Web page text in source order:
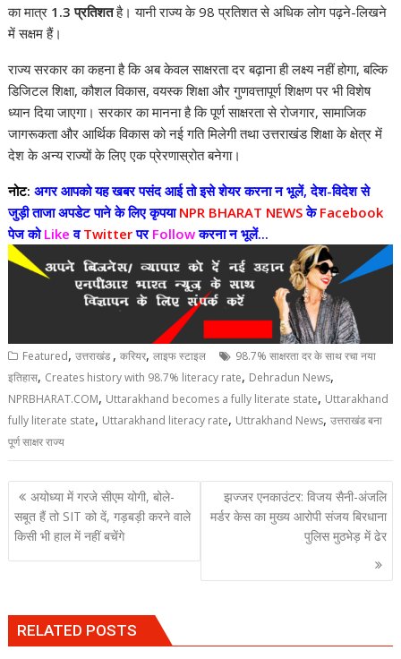
का मात्र 1.3 प्रतिशतहै। यानी राज्य के 98 प्रतिशत से अधिक लोग पढ़ने-लिखने
में सक्षम हैं।
राज्य सरकार का कहना है कि अब केवल साक्षरता दर बढ़ाना ही लक्ष्य नहीं होगा, बल्कि
डिजिटल शिक्षा, कौशल विकास, वयस्क शिक्षा और गुणवत्तापूर्ण शिक्षण पर भी विशेष
ध्यान दिया जाएगा। सरकार का मानना है कि पूर्ण साक्षरता से रोजगार, सामाजिक
जागरूकता और आर्थिक विकास को नई गति मिलेगी तथा उत्तराखंड शिक्षा के क्षेत्र में
देश के अन्य राज्यों के लिए एक प्रेरणास्रोत बनेगा।
नोट: अगर आपको यह खबर पसंद आई तो इसे शेयर करना न भूलें, देश-विदेश से
जुड़ी ताजा अपडेट पाने के लिए कृपयाNPR BHARAT NEWSके Facebook
पेज कोLike वTwitterपर Followकरना न भूलें...
Featured,उत्तराखंड,करियर,लाइफ स्टाइल
98.7% साक्षरता दर के साथ रचा नया
इतिहास, Creates history with 98.7% literacy rate, Dehradun News,
NPRBHARAT.COM, Uttarakhand becomes a fully literate state, Uttarakhand
fully literate state, Uttarakhand literacy rate, Uttrakhand News,उत्तराखंड बना
पूर्ण साक्षर राज्य
Post
navigation
अयोध्या में गरजे सीएम योगी, बोले-
सबूत हैं तो SIT को दें, गड़बड़ी करने वाले
किसी भी हाल में नहीं बचेंगे
झज्जर एनकाउंटर: विजय सैनी-अंजलि
मर्डर केस का मुख्य आरोपी संजय बिरधाना
पुलिस मुठभेड़ में ढेर
RELATED POSTS